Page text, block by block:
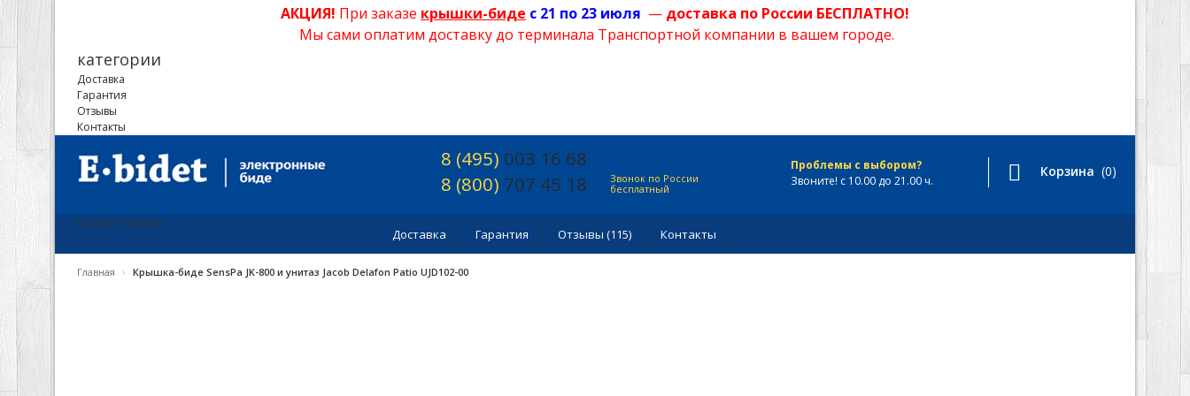
АКЦИЯ! При заказе крышки-биде с 21 по 23 июля — доставка по России БЕСПЛАТНО!
Мы сами оплатим доставку до терминала Транспортной компании в вашем городе.
категории
Доставка
Гарантия
Отзывы
Контакты
8 (495) 003 16 68
8 (800) 707 45 18
Звонок по России
бесплатный
Проблемы с выбором?
Звоните! с 10.00 до 21.00 ч.
Корзина (0)
Каталог товаров
Доставка Гарантия Отзывы (115) Контакты
Главная › Крышка-биде SensPa JK-800 и унитаз Jacob Delafon Patio UJD102-00